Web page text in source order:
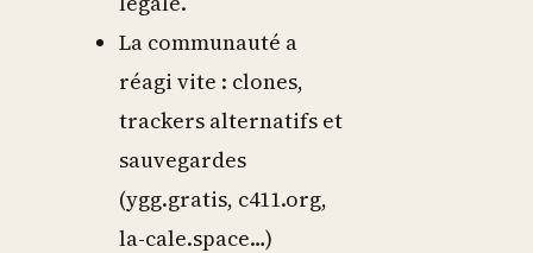
La communauté a
réagi vite : clones,
trackers alternatifs et
sauvegardes
(ygg.gratis, c411.org,
la-cale.space…)